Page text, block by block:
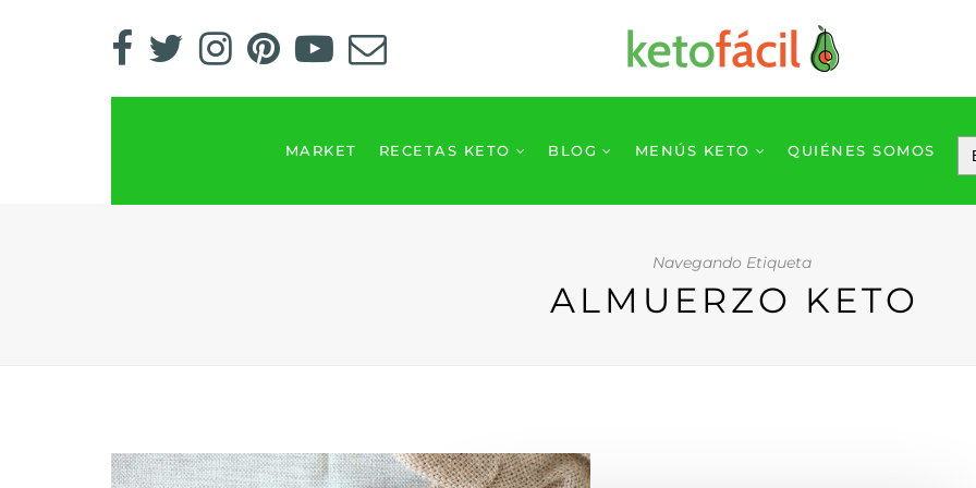
MARKET RECETAS KETO BLOG MENÚS KETO QUIÉNES SOMOS
Navegando Etiqueta
ALMUERZO KETO